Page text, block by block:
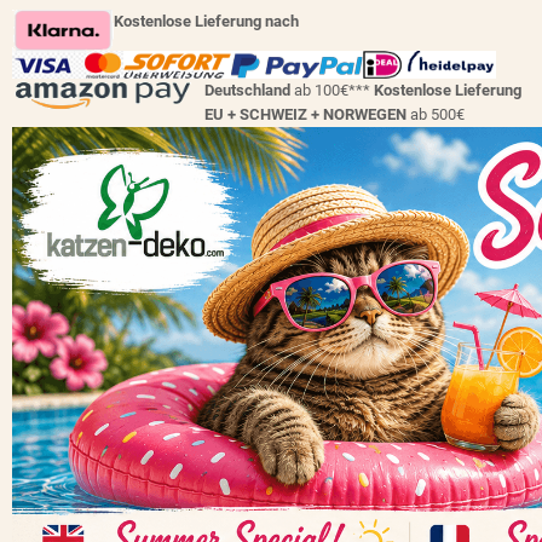
Kostenlose Lieferung nach
Deutschland ab 100€*** Kostenlose Lieferung
EU + SCHWEIZ + NORWEGEN ab 500€